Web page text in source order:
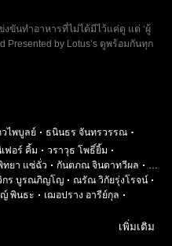
ขันทำอาหารที่ไม่ได้มีไว้แค่ดู แต่ ‘ผู้
Presented by Lotus’s ดูพร้อมกันทุก
ไพบูลย์
ธนินธร จันทรวรรณ
เฟอร์ คิ้ม
วราวุธ โพธิ์ยิ้ม
ทยา แซ่ฉั่ว
กันตภณ จินดาทวีผล
กร บูรณภิญโญ
ณรัณ วิกัยรุ่งโรจน์
พินธะ
เฌอปราง อารีย์กุล
เพิ่มเติม